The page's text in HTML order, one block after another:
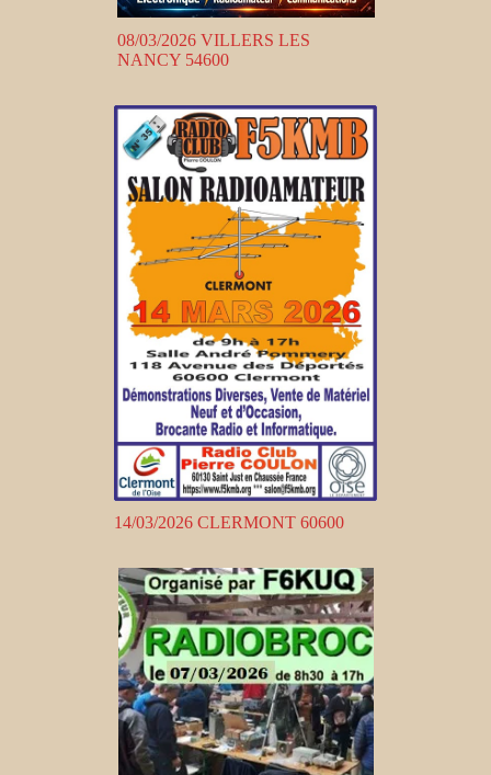
08/03/2026 VILLERS LES
NANCY 54600
14/03/2026 CLERMONT 60600